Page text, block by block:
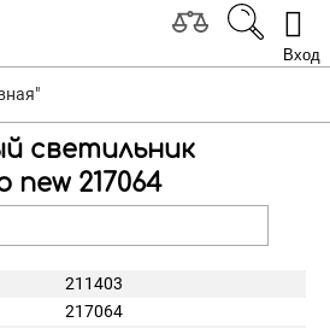
Вход
светильник
new 217064
211403
217064